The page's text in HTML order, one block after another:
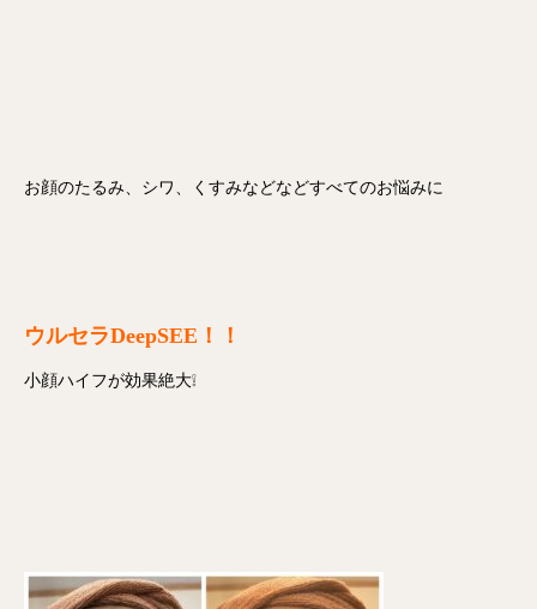
お顔のたるみ、シワ、くすみなどなどすべてのお悩みに
ウルセラDeepSEE ！！
小顔ハイフが効果絶大❕